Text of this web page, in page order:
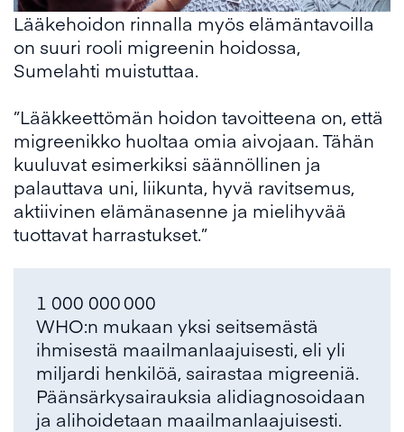
Lääkehoidon rinnalla myös elämäntavoilla
on suuri rooli migreenin hoidossa,
Sumelahti muistuttaa.
”Lääkkeettömän hoidon tavoitteena on, että
migreenikko huoltaa omia aivojaan. Tähän
kuuluvat esimerkiksi säännöllinen ja
palauttava uni, liikunta, hyvä ravitsemus,
aktiivinen elämänasenne ja mielihyvää
tuottavat harrastukset.”
1 000 000 000
WHO:n mukaan yksi seitsemästä
ihmisestä maailmanlaajuisesti, eli yli
miljardi henkilöä, sairastaa migreeniä.
Päänsärkysairauksia alidiagnosoidaan
ja alihoidetaan maailmanlaajuisesti.